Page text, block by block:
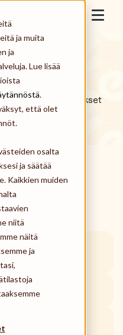
ja muita
ja
Lue lisää
.
että olet
osalta
ja säätää
Kaikkien muiden
niitä
näitä
ja
Katso alta vastaukset
tai tutustu
löytyy